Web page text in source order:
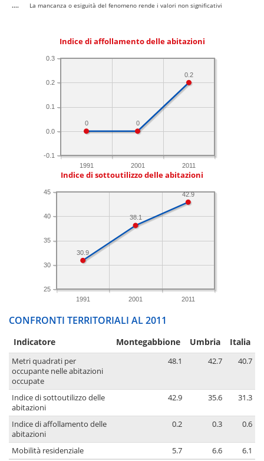
....
La mancanza o esiguità del fenomeno rende i valori non significativi
Indice di affollamento delle abitazioni
1991 2001 2011
-0.1
0.0
0.1
0.2
0.3
0.2
0
0
Indice di sottoutilizzo delle abitazioni
1991 2001 2011
25
30
35
40
45 42.9
38.1
30.9
CONFRONTI TERRITORIALI AL 2011
Indicatore Montegabbione Umbria Italia
Metri quadrati per
occupante nelle abitazioni
occupate
48.1 42.7 40.7
Indice di sottoutilizzo delle
abitazioni
42.9 35.6 31.3
Indice di affollamento delle
abitazioni
0.2 0.3 0.6
Mobilità residenziale 5.7 6.6 6.1